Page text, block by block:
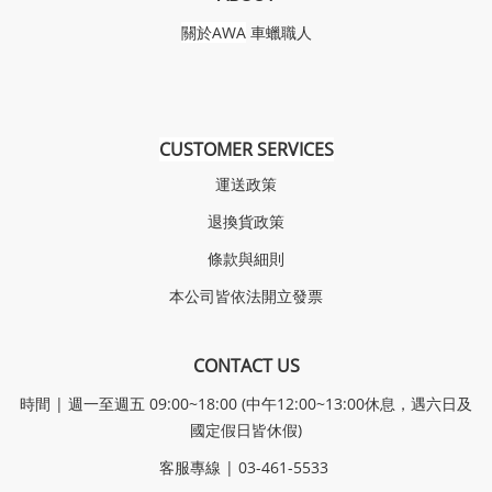
關於AWA 車蠟職人
CUSTOMER SERVICES
運送政策
退換貨政策
條款與細則
本公司皆依法開立發票
CONTACT US
時間 | 週一至週五 09:00~18:00 (中午12:00~13:00休息，遇六日及
國定假日皆休假)
客服專線 | 03-461-5533